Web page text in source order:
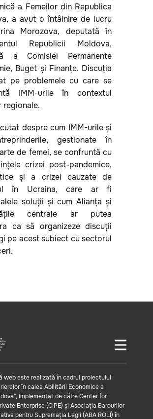
a Femeilor din Republica
a avut o întâlnire de lucru
Morozova, deputată în
Republicii Moldova,
a Comisiei Permanente
Buget și Finanțe. Discuția
pe problemele cu care se
IMM-urile în contextul
regionale.
despre cum IMM-urile și
gestionate în
de femei, se confruntă cu
crizei post-pandemice,
și a crizei cauzate de
în Ucraina, care ar fi
soluții și cum Alianța și
centrale ar putea
ca să organizeze discuții
pe acest subiect cu sectorul
web este realizată în cadrul proiectului
în calea Abilitării Economice a
implementat de către Center for
Enterprise (CIPE) și Asociația Barourilor
pentru Supremația Legii (ABA ROLI) în